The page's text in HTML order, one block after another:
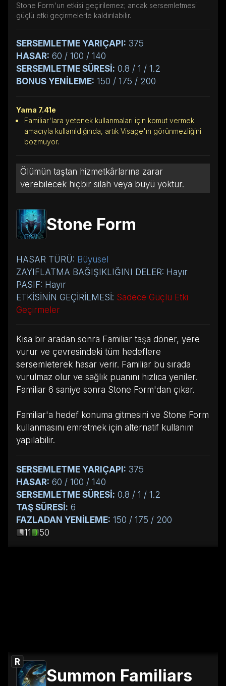
Stone Form'un etkisi geçirilemez; ancak sersemletmesi
güçlü etki geçirmelerle kaldırılabilir.
SERSEMLETME YARIÇAPI: 375
HASAR: 60 / 100 / 140
SERSEMLETME SÜRESİ: 0.8 / 1 / 1.2
BONUS YENİLEME: 150 / 175 / 200
Yama 7.41e
Familiar'lara yetenek kullanmaları için komut vermek
amacıyla kullanıldığında, artık Visage'ın görünmezliğini
bozmuyor.
Ölümün taştan hizmetkârlarına zarar
verebilecek hiçbir silah veya büyü yoktur.
Stone Form
HASAR TÜRÜ: Büyüsel
ZAYIFLATMA BAĞIŞIKLIĞINI DELER: Hayır
PASIF: Hayır
ETKİSİNİN GEÇİRİLMESİ: Sadece Güçlü Etki
Geçirmeler
Kısa bir aradan sonra Familiar taşa döner, yere
vurur ve çevresindeki tüm hedeflere
sersemleterek hasar verir. Familiar bu sırada
vurulmaz olur ve sağlık puanını hızlıca yeniler.
Familiar 6 saniye sonra Stone Form'dan çıkar.
Familiar'a hedef konuma gitmesini ve Stone Form
kullanmasını emretmek için alternatif kullanım
yapılabilir.
SERSEMLETME YARIÇAPI: 375
HASAR: 60 / 100 / 140
SERSEMLETME SÜRESİ: 0.8 / 1 / 1.2
TAŞ SÜRESİ: 6
FAZLADAN YENİLEME: 150 / 175 / 200
11
50
R
Summon Familiars